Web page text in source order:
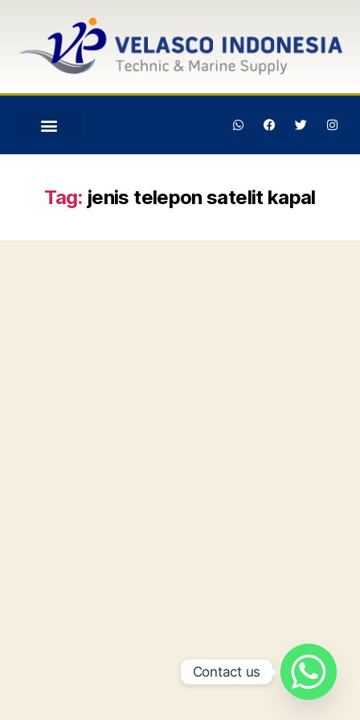
Tag: jenis telepon satelit kapal
Contact us